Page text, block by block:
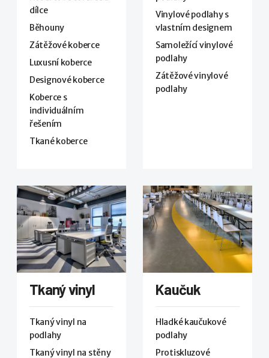
dílce
Běhouny
Zátěžové koberce
Luxusní koberce
Designové koberce
Koberce s
individuálním
řešením
Tkané koberce
Vinylové podlahy s
vlastním designem
Samoležící vinylové
podlahy
Zátěžové vinylové
podlahy
Tkaný vinyl
Tkaný vinyl na
podlahy
Tkaný vinyl na stěny
Kaučuk
Hladké kaučukové
podlahy
Protiskluzové